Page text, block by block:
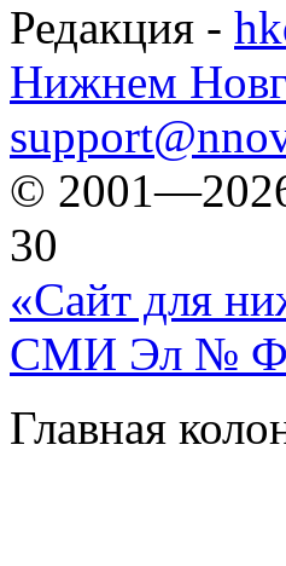
Редакция -
Нижнем
©
30
«Сайт для
СМИ Эл №
Главная